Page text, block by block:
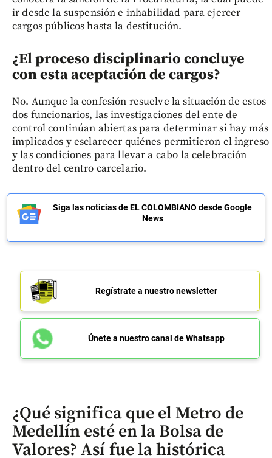
ir desde la suspensión e inhabilidad para ejercer
cargos públicos hasta la destitución.
¿El proceso disciplinario concluye
con esta aceptación de cargos?
No. Aunque la confesión resuelve la situación de estos
dos funcionarios, las investigaciones del ente de
control continúan abiertas para determinar si hay más
implicados y esclarecer quiénes permitieron el ingreso
y las condiciones para llevar a cabo la celebración
dentro del centro carcelario.
Siga las noticias de EL COLOMBIANO desde Google
News
Regístrate a nuestro newsletter
Únete a nuestro canal de Whatsapp
¿Qué significa que el Metro de
Medellín esté en la Bolsa de
Valores? Así fue la histórica